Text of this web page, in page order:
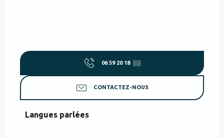
06 59 20 18 ▒▒
CONTACTEZ-NOUS
Langues parlées
Langues parlées